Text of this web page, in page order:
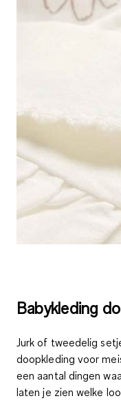
Babykleding
Jurk of tweedelig
doopkleding voor
een aantal dingen
laten je zien welke